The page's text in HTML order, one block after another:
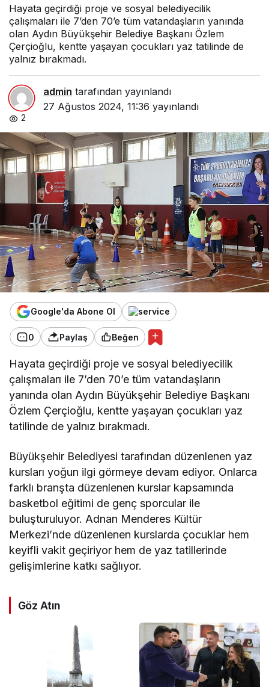
Hayata geçirdiği proje ve sosyal belediyecilik
çalışmaları ile 7’den 70’e tüm vatandaşların yanında
olan Aydın Büyükşehir Belediye Başkanı Özlem
Çerçioğlu, kentte yaşayan çocukları yaz tatilinde de
yalnız bırakmadı.
admin tarafından yayınlandı
27 Ağustos 2024, 11:36 yayınlandı
2
Google'da Abone Ol
0 Paylaş Beğen
Hayata geçirdiği proje ve sosyal belediyecilik
çalışmaları ile 7’den 70’e tüm vatandaşların
yanında olan Aydın Büyükşehir Belediye Başkanı
Özlem Çerçioğlu, kentte yaşayan çocukları yaz
tatilinde de yalnız bırakmadı.
Büyükşehir Belediyesi tarafından düzenlenen yaz
kursları yoğun ilgi görmeye devam ediyor. Onlarca
farklı branşta düzenlenen kurslar kapsamında
basketbol eğitimi de genç sporcular ile
buluşturuluyor. Adnan Menderes Kültür
Merkezi’nde düzenlenen kurslarda çocuklar hem
keyifli vakit geçiriyor hem de yaz tatillerinde
gelişimlerine katkı sağlıyor.
Göz Atın